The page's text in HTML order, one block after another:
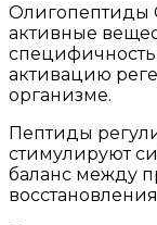
Пептиды
для
как
работают
Сово-
Олигопептиды
активные
активацию
организме.
Пептиды
стимулируют
баланс между